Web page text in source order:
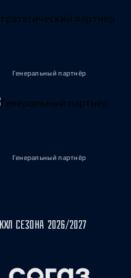
Генеральный партнёр
Генеральный партнёр
СЕЗОНА 2026/2027